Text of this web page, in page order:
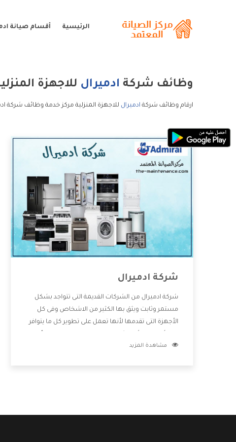
الرئيسية أقسام صيانة
وظائف شركة ادميرال للاجهزة
ارقام وظائف شركة ادميرال للاجهزة المنزلية مركز خدمة وظائف شركة
شركة ادميرال
شركة ادميرال من الشركات القديمة التى تتواجد بشكل
مستمر وثابت ويثق بها الكثير من الاشخاص وفى كل
الأجهزة التى تقدمها لأنها تعمل على تطوير كل ما يتوافر
خدمات ما بعد البيع مع المنتجات وتقدم للعملاء أقوى
مشاهدة المزيد